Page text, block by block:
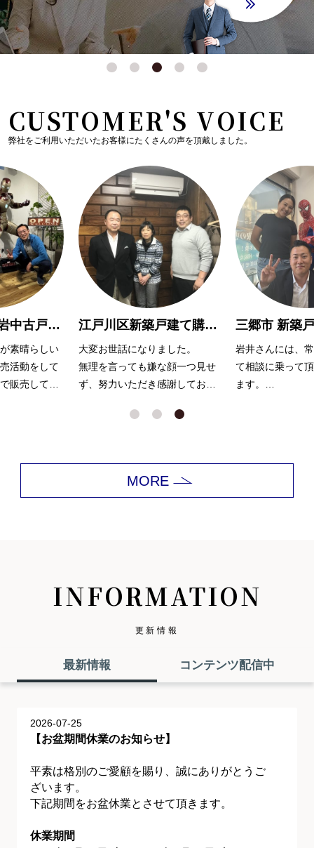
CUSTOMER'S VOICE
弊社をご利用いただいたお客様にたくさんの声を頂戴しました。
江戸川区新築戸建て購入 M様
変お世話になりました。
理を言っても嫌な顔一つ見せ
、努力いただき感謝しており
三郷市 新築戸建購入 W様
岩井さんには、常に親身になっ
て相談に乗って頂き感謝してい
ます。
返答をいただき、安心してお話
MORE
INFORMATION
更新情報
最新情報 コンテンツ配信中
2026-07-25
【お盆期間休業のお知らせ】
平素は格別のご愛顧を賜り、誠にありがとうご
ざいます。
下記期間をお盆休業とさせて頂きます。
休業期間